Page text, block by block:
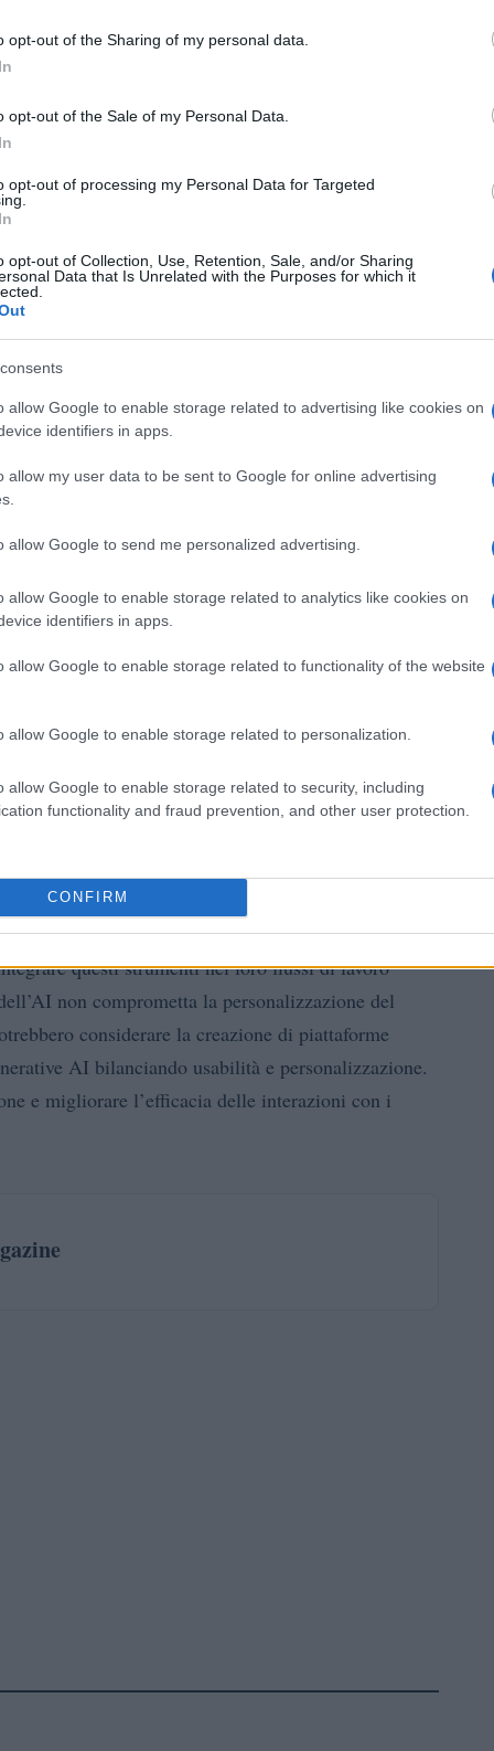
opt-out of the Sharing of my personal data.
opt-out of the Sale of my Personal Data.
opt-out of processing my Personal Data for Targeted
opt-out of Collection, Use, Retention, Sale, and/or Sharing
Data that Is Unrelated with the Purposes for which it
allow Google to enable storage related to advertising like cookies on
identifiers in apps.
allow my user data to be sent to Google for online advertising
allow Google to send me personalized advertising.
allow Google to enable storage related to analytics like cookies on
identifiers in apps.
allow Google to enable storage related to functionality of the website
allow Google to enable storage related to personalization.
allow Google to enable storage related to security, including
functionality and fraud prevention, and other user protection.
CONFIRM
strumenti possono aiutare i consulenti a
su attività strategiche e relazionali,
con i clienti.
consulenza personalizzata
della generative AI di fornire spiegazioni
di investimento. Questo è particolarmente
che spesso accompagna le soluzioni di robo-
tecnologie per generare simulazioni “what-if”, che
implicazioni delle loro scelte finanziarie. Inoltre,
di routine, liberando tempo prezioso per attività
generative AI presenta anche delle sfide. I
questi strumenti nei loro flussi di lavoro
non comprometta la personalizzazione del
considerare la creazione di piattaforme
AI bilanciando usabilità e personalizzazione.
e migliorare l’efficacia delle interazioni con i